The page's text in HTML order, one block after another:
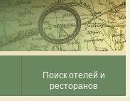
Поиск отелей и
ресторанов